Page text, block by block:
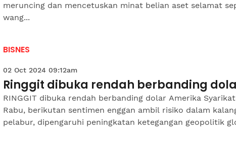
meruncing dan mencetuskan minat belian aset selamat
wang...
BISNES
02 Oct 2024 09:12am
Ringgit dibuka rendah berbanding
RINGGIT dibuka rendah berbanding dolar Amerika
Rabu, berikutan sentimen enggan ambil risiko dalam
pelabur, dipengaruhi peningkatan ketegangan geopolitik